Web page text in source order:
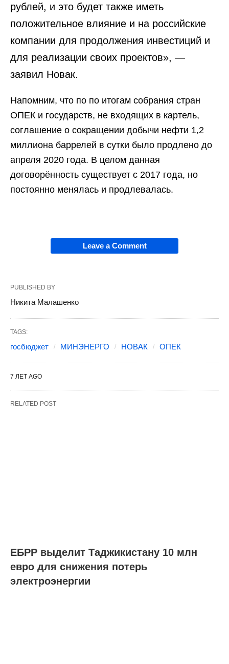
рублей, и это будет также иметь
положительное влияние и на российские
компании для продолжения инвестиций и
для реализации своих проектов», —
заявил Новак.
Напомним, что по по итогам собрания стран
ОПЕК и государств, не входящих в картель,
соглашение о сокращении добычи нефти 1,2
миллиона баррелей в сутки было продлено до
апреля 2020 года. В целом данная
договорённость существует с 2017 года, но
постоянно менялась и продлевалась.
Leave a Comment
PUBLISHED BY
Никита Малашенко
TAGS:
госбюджет МИНЭНЕРГО НОВАК ОПЕК
7 ЛЕТ AGO
RELATED POST
ЕБРР выделит Таджикистану 10 млн
евро для снижения потерь
электроэнергии